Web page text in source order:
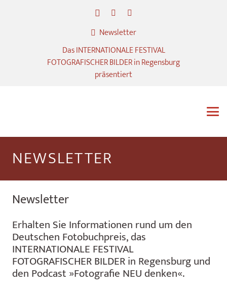
Newsletter
Das INTERNATIONALE FESTIVAL
FOTOGRAFISCHER BILDER in Regensburg
präsentiert
NEWSLETTER
Newsletter
Erhalten Sie Informationen rund um den
Deutschen Fotobuchpreis, das
INTERNATIONALE FESTIVAL
FOTOGRAFISCHER BILDER in Regensburg und
den Podcast »Fotografie NEU denken«.